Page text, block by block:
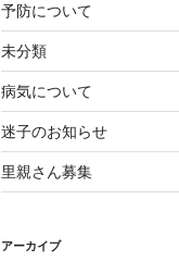
予防について
未分類
病気について
迷子のお知らせ
里親さん募集
アーカイブ